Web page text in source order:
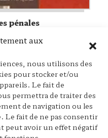
aux
nous utilisons des
pour stocker et/ou
Le fait de
permettra de traiter des
de navigation ou les
fait de ne pas consentir
peut avoir un effet négatif
pénales
de l’homme,